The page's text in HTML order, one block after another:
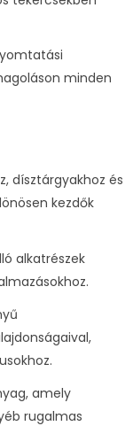
minden
dísztárgyakhoz és
kezdők
alkatrészek
amely
rugalmas